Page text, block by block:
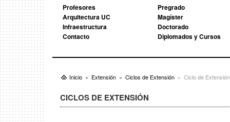
Profesores
Arquitectura UC
Infraestructura
Contacto
Pregrado
Magíster
Doctorado
Diplomados y Cursos
Inicio Extensión Ciclos de Extensión Ciclo de
CICLOS DE EXTENSIÓN